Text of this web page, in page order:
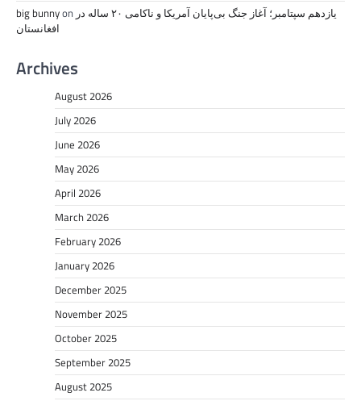
big bunnyon یازدهم سپتامبر؛ آغاز جنگ بی‌پایان آمریکا و ناکامی ۲۰ ساله در
افغانستان
Archives
August 2026
July 2026
June 2026
May 2026
April 2026
March 2026
February 2026
January 2026
December 2025
November 2025
October 2025
September 2025
August 2025